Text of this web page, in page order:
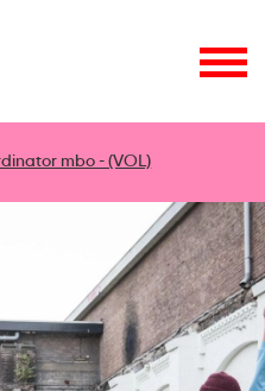
mbo - (VOL)